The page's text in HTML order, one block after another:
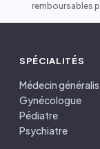
remboursables
SPÉCIALITÉS
Médecin
Gynécologue
Pédiatre
Psychiatre